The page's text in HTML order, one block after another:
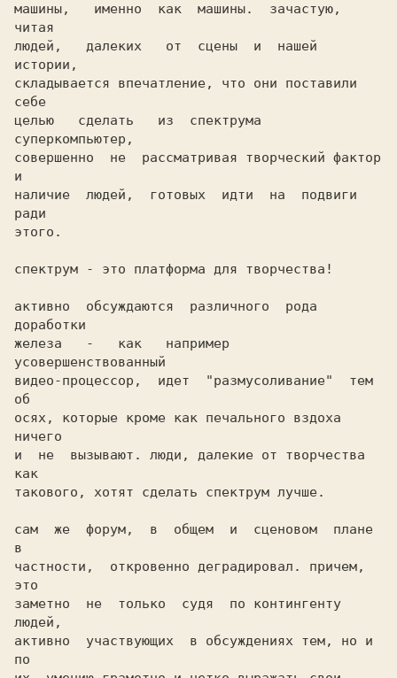
машины,   именно  как  машины.  зачастую,
читая
людей,   далеких   от  сцены  и  нашей
истории,
складывается впечатление, что они поставили
себе
целью   сделать   из  спектрума
суперкомпьютер,
совершенно  не  рассматривая творческий фактор
и
наличие  людей,  готовых  идти  на  подвиги
ради
этого.
спектрум - это платформа для творчества!
активно  обсуждаются  различного  рода
доработки
железа   -   как   например
усовершенствованный
видео-процессор,  идет  "размусоливание"  тем
об
осях, которые кроме как печального вздоха
ничего
и  не  вызывают. люди, далекие от творчества
как
такового, хотят сделать спектрум лучше.
сам  же  форум,  в  общем  и  сценовом  плане
в
частности,  откровенно деградировал. причем,
это
заметно  не  только  судя  по контингенту
людей,
активно  участвующих  в обсуждениях тем, но и
по